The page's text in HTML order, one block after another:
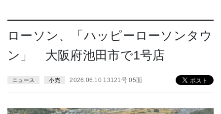
ローソン、「ハッピーローソンタウ
ン」 大阪府池田市で1号店
ニュース 小売 2026.06.10 13121号 05面